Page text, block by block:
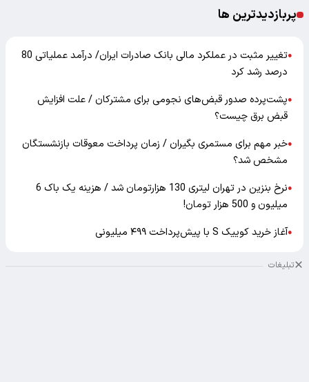
پربازدیدترین ها
●
تغییر مثبت در عملکرد مالی بانک صادرات ایران/ درآمد عملیاتی 80
درصد رشد کرد
●پشت‌پرده صدور قبض‌های نجومی برای مشترکان / علت افزایش
قبض برق چیست؟
●خبر مهم برای مستمری بگیران / زمان پرداخت معوقات بازنشستگان
مشخص شد؟
●
نرخ بنزین در تهران لیتری 130 هزارتومان شد / هزینه یک باک 6
میلیون و 500 هزار تومان!
●آغاز خرید کوییک S با پیش‌پرداخت ۴۹۹ میلیونی
تبلیغات